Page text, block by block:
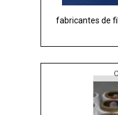
fabricantes de